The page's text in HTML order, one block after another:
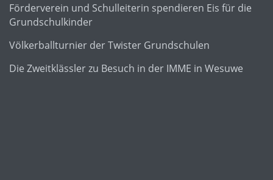
Förderverein und Schulleiterin spendieren Eis für die
Grundschulkinder
Völkerballturnier der Twister Grundschulen
Die Zweitklässler zu Besuch in der IMME in Wesuwe